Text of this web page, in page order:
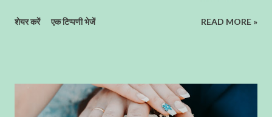
Kumar Humbles.in
शेयर करें एक टिप्पणी भेजें READ MORE »